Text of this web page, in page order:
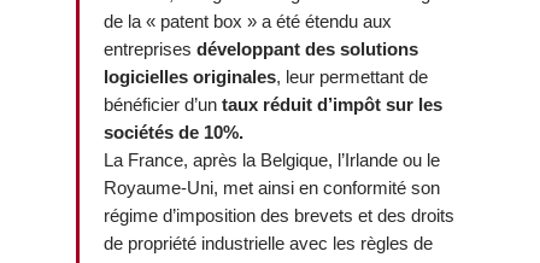
de la « patent box » a été étendu aux
entreprises développant des solutions
logicielles originales, leur permettant de
bénéficier d’un taux réduit d’impôt sur les
sociétés de 10%.
La France, après la Belgique, l’Irlande ou le
Royaume-Uni, met ainsi en conformité son
régime d’imposition des brevets et des droits
de propriété industrielle avec les règles de